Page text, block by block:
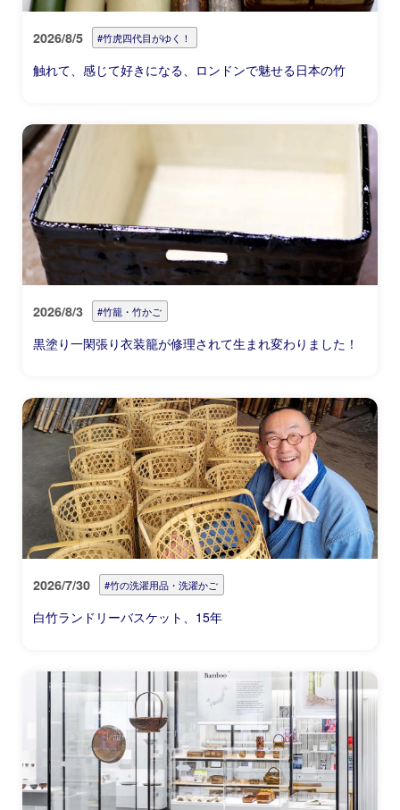
2026/8/5 #竹虎四代目がゆく！
触れて、感じて好きになる、ロンドンで魅せる日本の竹
2026/8/3 #竹籠・竹かご
黒塗り一閑張り衣装籠が修理されて生まれ変わりました！
2026/7/30 #竹の洗濯用品・洗濯かご
白竹ランドリーバスケット、15年